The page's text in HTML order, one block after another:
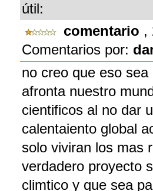
útil:
comentario ,
Comentarios por:
no creo que eso
afronta nuestro
cientificos al no dar
calentaiento global
solo viviran los mas
verdadero proyecto
climtico y que sea